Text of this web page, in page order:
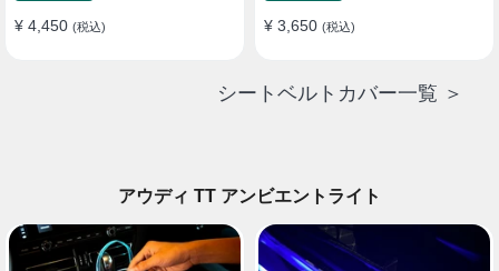
¥ 4,450 (税込) ¥ 3,650 (税込)
シートベルトカバー一覧 ＞
アウディ TT アンビエントライト